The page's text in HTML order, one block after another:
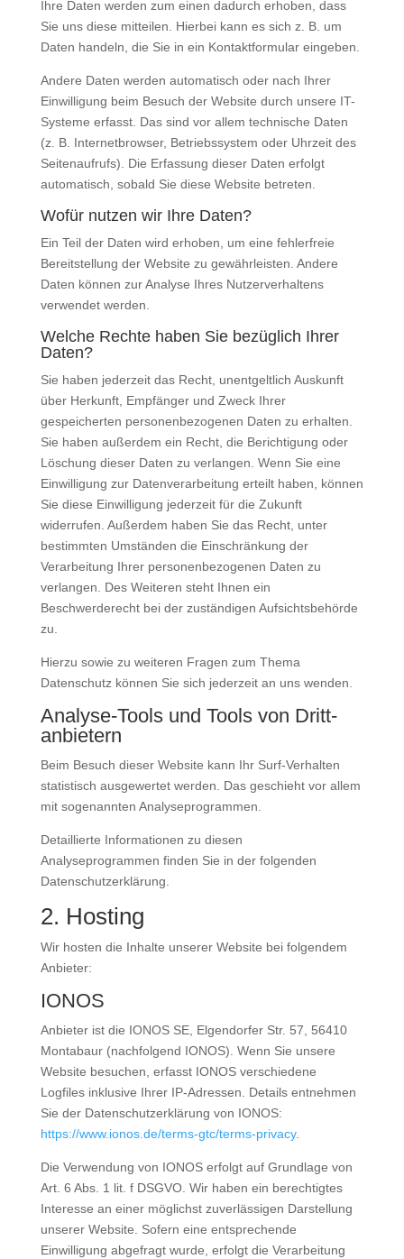
Ihre Daten werden zum einen dadurch erhoben, dass
Sie uns diese mitteilen. Hierbei kann es sich z. B. um
Daten handeln, die Sie in ein Kontaktformular eingeben.
Andere Daten werden automatisch oder nach Ihrer
Einwilligung beim Besuch der Website durch unsere IT-
Systeme erfasst. Das sind vor allem technische Daten
(z. B. Internetbrowser, Betriebssystem oder Uhrzeit des
Seitenaufrufs). Die Erfassung dieser Daten erfolgt
automatisch, sobald Sie diese Website betreten.
Wofür nutzen wir Ihre Daten?
Ein Teil der Daten wird erhoben, um eine fehlerfreie
Bereitstellung der Website zu gewährleisten. Andere
Daten können zur Analyse Ihres Nutzerverhaltens
verwendet werden.
Welche Rechte haben Sie bezüglich Ihrer
Daten?
Sie haben jederzeit das Recht, unentgeltlich Auskunft
über Herkunft, Empfänger und Zweck Ihrer
gespeicherten personenbezogenen Daten zu erhalten.
Sie haben außerdem ein Recht, die Berichtigung oder
Löschung dieser Daten zu verlangen. Wenn Sie eine
Einwilligung zur Datenverarbeitung erteilt haben, können
Sie diese Einwilligung jederzeit für die Zukunft
widerrufen. Außerdem haben Sie das Recht, unter
bestimmten Umständen die Einschränkung der
Verarbeitung Ihrer personenbezogenen Daten zu
verlangen. Des Weiteren steht Ihnen ein
Beschwerderecht bei der zuständigen Aufsichtsbehörde
zu.
Hierzu sowie zu weiteren Fragen zum Thema
Datenschutz können Sie sich jederzeit an uns wenden.
Analyse-Tools und Tools von Dritt­
anbietern
Beim Besuch dieser Website kann Ihr Surf-Verhalten
statistisch ausgewertet werden. Das geschieht vor allem
mit sogenannten Analyseprogrammen.
Detaillierte Informationen zu diesen
Analyseprogrammen finden Sie in der folgenden
Datenschutzerklärung.
2. Hosting
Wir hosten die Inhalte unserer Website bei folgendem
Anbieter:
IONOS
Anbieter ist die IONOS SE, Elgendorfer Str. 57, 56410
Montabaur (nachfolgend IONOS). Wenn Sie unsere
Website besuchen, erfasst IONOS verschiedene
Logfiles inklusive Ihrer IP-Adressen. Details entnehmen
Sie der Datenschutzerklärung von IONOS:
https://www.ionos.de/terms-gtc/terms-privacy.
Die Verwendung von IONOS erfolgt auf Grundlage von
Art. 6 Abs. 1 lit. f DSGVO. Wir haben ein berechtigtes
Interesse an einer möglichst zuverlässigen Darstellung
unserer Website. Sofern eine entsprechende
Einwilligung abgefragt wurde, erfolgt die Verarbeitung